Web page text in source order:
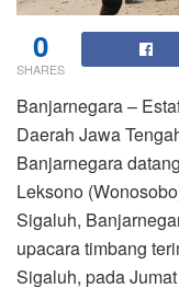
0
SHARES
Banjarnegara –
Daerah Jawa
Banjarnegara
Leksono
Sigaluh,
upacara timbang
Sigaluh, pada